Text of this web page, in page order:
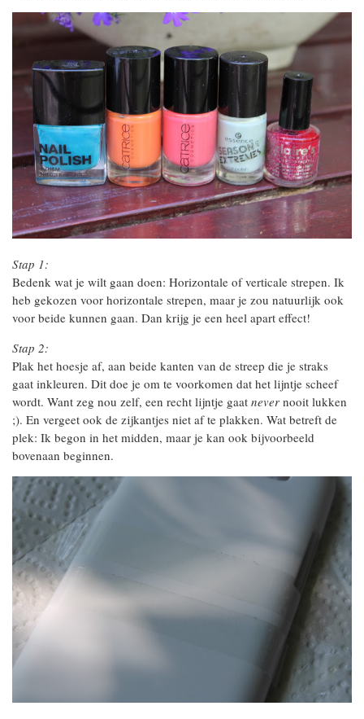
Stap 1:
Bedenk wat je wilt gaan doen: Horizontale of verticale strepen. Ik
heb gekozen voor horizontale strepen, maar je zou natuurlijk ook
voor beide kunnen gaan. Dan krijg je een heel apart effect!
Stap 2:
Plak het hoesje af, aan beide kanten van de streep die je straks
gaat inkleuren. Dit doe je om te voorkomen dat het lijntje scheef
wordt. Want zeg nou zelf, een recht lijntje gaat never nooit lukken
;). En vergeet ook de zijkantjes niet af te plakken. Wat betreft de
plek: Ik begon in het midden, maar je kan ook bijvoorbeeld
bovenaan beginnen.